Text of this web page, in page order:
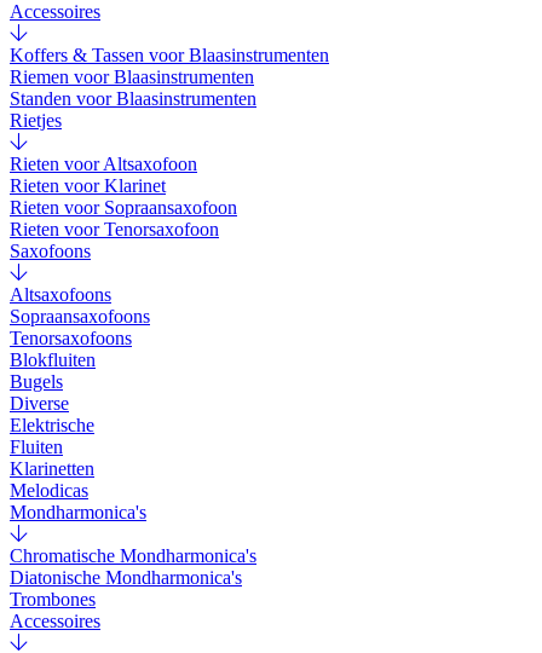
Accessoires
Koffers & Tassen voor Blaasinstrumenten
Riemen voor Blaasinstrumenten
Standen voor Blaasinstrumenten
Rietjes
Rieten voor Altsaxofoon
Rieten voor Klarinet
Rieten voor Sopraansaxofoon
Rieten voor Tenorsaxofoon
Saxofoons
Altsaxofoons
Sopraansaxofoons
Tenorsaxofoons
Blokfluiten
Bugels
Diverse
Elektrische
Fluiten
Klarinetten
Melodicas
Mondharmonica's
Chromatische Mondharmonica's
Diatonische Mondharmonica's
Trombones
Accessoires